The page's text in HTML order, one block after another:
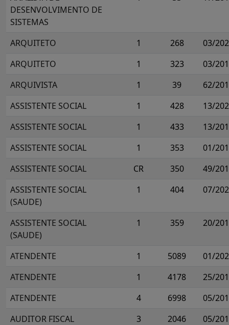
DESENVOLVIMENTO DE
SISTEMAS
ARQUITETO 1 268
03/
ARQUITETO
1 323
03/
ARQUIVISTA
1 39
62/
ASSISTENTE SOCIAL
1 428
13/
ASSISTENTE SOCIAL
1 433
13/
ASSISTENTE SOCIAL
1 353
01/
ASSISTENTE SOCIAL
CR 350
49/
ASSISTENTE SOCIAL
(SAUDE)
1 404 07/
ASSISTENTE SOCIAL
(SAUDE)
1 359 20/
ATENDENTE 1 5089
01/
ATENDENTE
1 4178
25/
ATENDENTE
4 6998
05/
AUDITOR FISCAL
3 2046 05/